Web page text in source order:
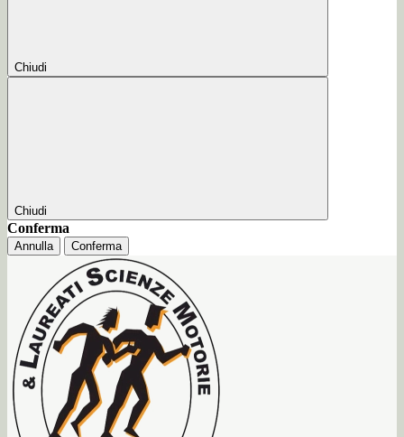
Chiudi
Chiudi
Conferma
Annulla Conferma